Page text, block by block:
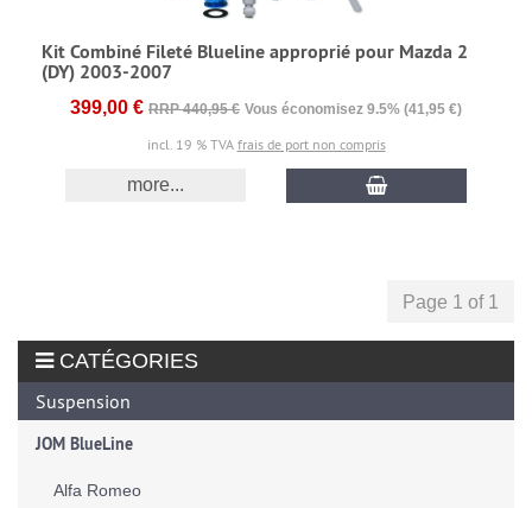
Kit Combiné Fileté Blueline approprié pour Mazda 2
(DY) 2003-2007
399,00 € RRP 440,95 € Vous économisez 9.5% (41,95 €)
incl. 19 % TVA frais de port non compris
more...
Page 1 of 1
CATÉGORIES
Suspension
JOM BlueLine
Alfa Romeo